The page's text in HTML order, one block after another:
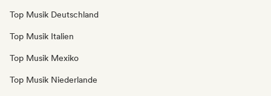
Top Musik Deutschland
Top Musik Italien
Top Musik Mexiko
Top Musik Niederlande